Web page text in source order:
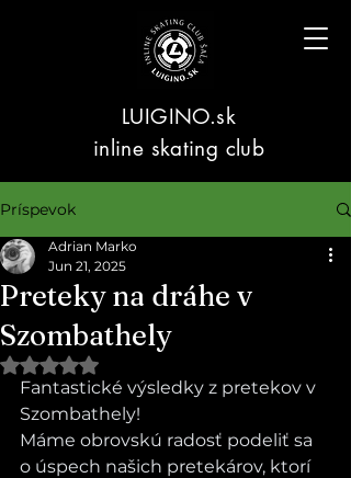
LUIGINO.sk
inline skating club
Príspevok
Preteky na dráhe v
Szombathely
Adrian Marko
Jun 21, 2025
Hodnotenie NaN z 5 hviezdičiek.
Fantastické výsledky z pretekov v
Szombathely!
Máme obrovskú radosť podeliť sa
o úspech našich pretekárov, ktorí